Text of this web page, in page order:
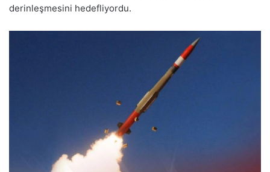
derinleşmesini hedefliyordu.